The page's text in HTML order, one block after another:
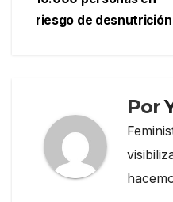
riesgo de desnutrición
Por